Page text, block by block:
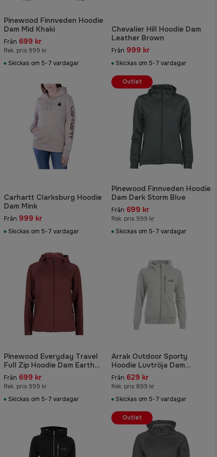
Pinewood Finnveden Hoodie
Dam Mid Khaki
Från 699 kr
Rek. pris 999 kr
Skickas om 5-7 vardagar
Chevalier Hill Hoodie Dam
Leather Brown
Från 999 kr
Skickas om 5-7 vardagar
Carhartt Clarksburg Hoodie
Dam Mink
Från 999 kr
Skickas om 5-7 vardagar
Pinewood Finnveden Hoodie
Dam Dark Storm Blue
Från 699 kr
Rek. pris 999 kr
Skickas om 5-7 vardagar
Outlet
Pinewood Everyday Travel
Full Zip Hoodie Dam Earth
Plum Melange
Från 699 kr
Rek. pris 999 kr
Skickas om 5-7 vardagar
Arrak Outdoor Sporty
Hoodie Luvtröja Dam
Ljusgrå melerad
Från 629 kr
Rek. pris 899 kr
Skickas om 5-7 vardagar
Outlet